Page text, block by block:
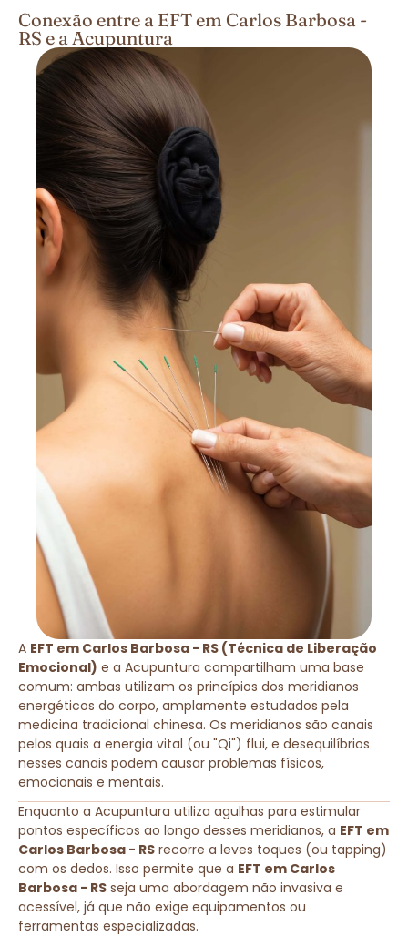
Conexão entre a EFT em Carlos Barbosa -
RS e a Acupuntura
A EFT em Carlos Barbosa - RS (Técnica de Liberação
Emocional) e a Acupuntura compartilham uma base
comum: ambas utilizam os princípios dos meridianos
energéticos do corpo, amplamente estudados pela
medicina tradicional chinesa. Os meridianos são canais
pelos quais a energia vital (ou "Qi") flui, e desequilíbrios
nesses canais podem causar problemas físicos,
emocionais e mentais.
Enquanto a Acupuntura utiliza agulhas para estimular
pontos específicos ao longo desses meridianos, a EFT em
Carlos Barbosa - RS recorre a leves toques (ou tapping)
com os dedos. Isso permite que a EFT em Carlos
Barbosa - RS seja uma abordagem não invasiva e
acessível, já que não exige equipamentos ou
ferramentas especializadas.